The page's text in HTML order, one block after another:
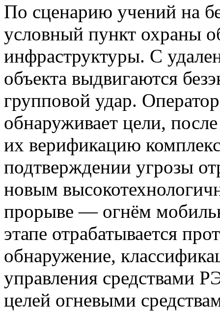
По сценарию учений на
условный пункт охраны
инфраструктуры. С
объекта выдвигаются
групповой удар.
обнаруживает цели,
их верификацию
подтверждении угрозы
новым
прорыве — огнём
этапе отрабатывается
обнаружение,
управления средствами
целей огневыми